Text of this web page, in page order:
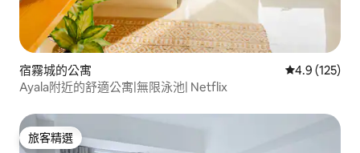
宿霧城的公寓 從 125 則評
4.9 (125)
Ayala附近的舒適公寓|無限泳池| Netflix
旅客精選
旅客精選